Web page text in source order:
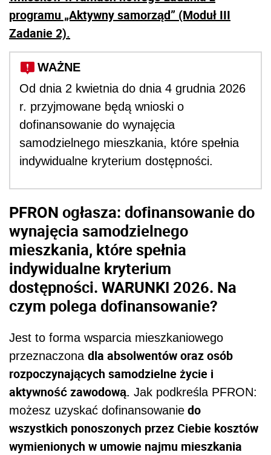
programu „Aktywny samorząd” (Moduł III
Zadanie 2).
WAŻNE
Od dnia 2 kwietnia do dnia 4 grudnia 2026
r. przyjmowane będą wnioski o
dofinansowanie do wynajęcia
samodzielnego mieszkania, które spełnia
indywidualne kryterium dostępności.
PFRON ogłasza: dofinansowanie do
wynajęcia samodzielnego
mieszkania, które spełnia
indywidualne kryterium
dostępności. WARUNKI 2026. Na
czym polega dofinansowanie?
Jest to forma wsparcia mieszkaniowego
przeznaczona dla absolwentów oraz osób
rozpoczynających samodzielne życie i
aktywność zawodową. Jak podkreśla PFRON:
możesz uzyskać dofinansowanie do
wszystkich ponoszonych przez Ciebie kosztów
wymienionych w umowie najmu mieszkania